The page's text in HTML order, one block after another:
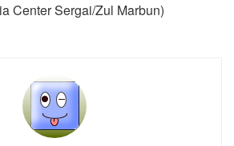
Center Sergai/Zul Marbun)